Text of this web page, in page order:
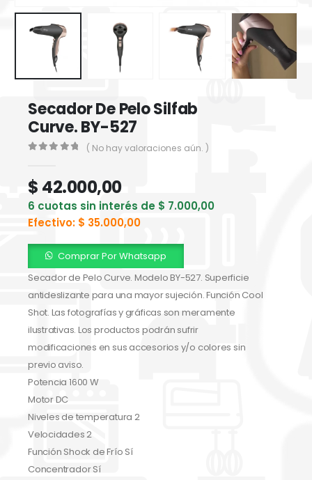
Secador De Pelo Silfab
Curve. BY-527
( No hay valoraciones aún. )
$ 42.000,00
6 cuotas sin interés de $ 7.000,00
Efectivo: $ 35.000,00
Comprar Por Whatsapp
Secador de Pelo Curve. Modelo BY-527. Superficie
antideslizante para una mayor sujeción. Función Cool
Shot. Las fotografías y gráficas son meramente
ilustrativas. Los productos podrán sufrir
modificaciones en sus accesorios y/o colores sin
previo aviso.
Potencia 1600 W
Motor DC
Niveles de temperatura 2
Velocidades 2
Función Shock de Frío Sí
Concentrador Sí